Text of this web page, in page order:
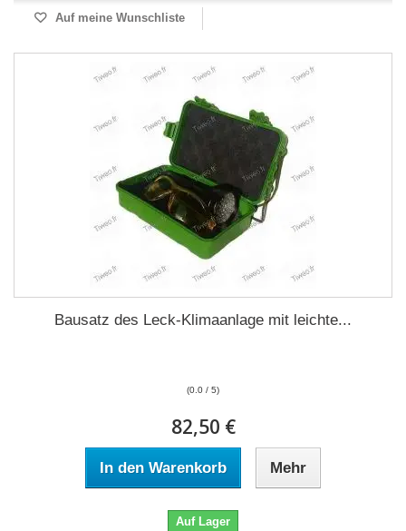
Auf meine Wunschliste
Bausatz des Leck-Klimaanlage mit leichte...
(0.0 / 5)
82,50 €
In den Warenkorb Mehr
Auf Lager